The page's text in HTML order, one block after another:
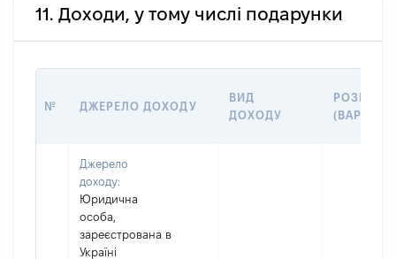
11. Доходи, у тому числі подарунки
№ ДЖЕРЕЛО ДОХОДУ
ВИД
ДОХОДУ
РОЗМІР
Джерело
доходу:
Юридична
особа,
зареєстрована в
Україні